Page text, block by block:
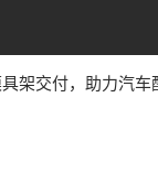
架交付，助力汽